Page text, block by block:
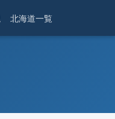
北海道一覧